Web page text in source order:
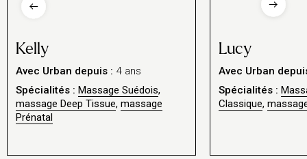
Kelly
Avec Urban depuis : 4 ans
Spécialités : Massage Suédois,
massage Deep Tissue, massage
Prénatal
Lucy
Avec Urban
Spécialités :
Classique,